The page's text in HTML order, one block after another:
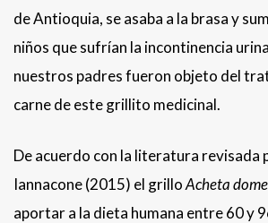
de Antioquia, se asaba a la brasa y
niños que sufrían la incontinencia
nuestros padres fueron objeto del
carne de este grillito medicinal.
De acuerdo con la literatura revisada
Iannacone (2015) el grilloAcheta
aportar a la dieta humana entre 60 y